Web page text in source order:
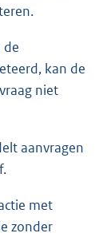
de
kan de
niet
aanvragen
met
zonder